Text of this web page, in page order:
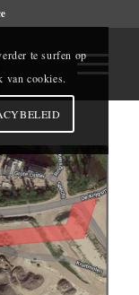
te surfen op
van cookies.